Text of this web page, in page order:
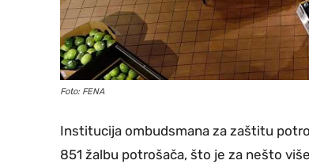
Foto: FENA
Institucija ombudsmana za zaštitu
851 žalbu potrošača, što je za nešto